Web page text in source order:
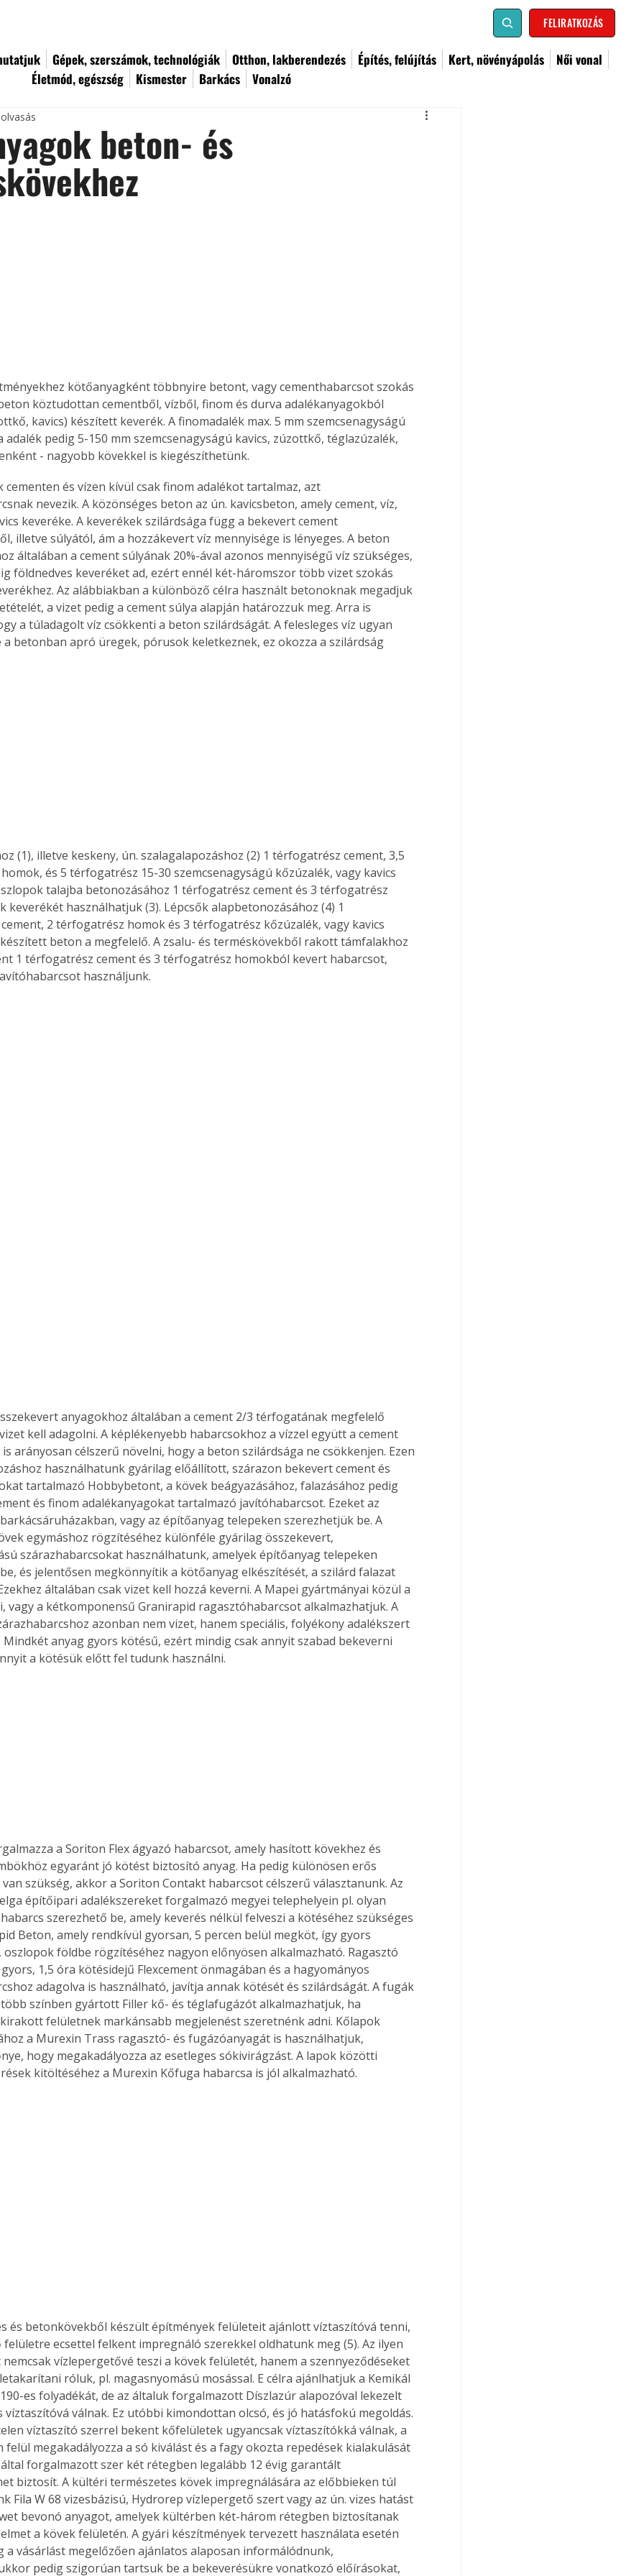
FELIRATKOZÁS
Gépek, szerszámok, technológiák Otthon, lakberendezés Építés, felújítás Kert, növényápolás
Női vonal
Életmód, egészség
Kismester Barkács Vonalzó
Old
új,
egyedi
vagy
is
Bárhol,
élve
az
A
párosítással kedvezményes
áron, 0 Ft postaköltséggel
megrendelhetők!
Gyógyító növények: a
természet kincsei az
beton- és
kötőanyagként többnyire betont, vagy cementhabarcsot szokás
köztudottan cementből, vízből, finom és durva adalékanyagokból
kavics) készített keverék. A finomadalék max. 5 mm szemcsenagyságú
adalék pedig 5-150 mm szemcsenagyságú kavics, zúzottkő, téglazúzalék,
- nagyobb kövekkel is kiegészíthetünk.
nevezik. A közönséges beton az ún. kavicsbeton, amely cement, víz,
keveréke. A keverékek szilárdsága függ a bekevert cement
illetve súlyától, ám a hozzákevert víz mennyisége is lényeges. A beton
általában a cement súlyának 20%-ával azonos mennyiségű víz szükséges,
földnedves keveréket ad, ezért ennél két-háromszor több vizet szokás
Az alábbiakban a különböző célra használt betonoknak megadjuk
a vizet pedig a cement súlya alapján határozzuk meg. Arra is
a túladagolt víz csökkenti a beton szilárdságát. A felesleges víz ugyan
a betonban apró üregek, pórusok keletkeznek, ez okozza a szilárdság
(1), illetve keskeny, ún. szalagalapozáshoz (2) 1 térfogatrész cement, 3,5
és 5 térfogatrész 15-30 szemcsenagyságú kőzúzalék, vagy kavics
talajba betonozásához 1 térfogatrész cement és 3 térfogatrész
keverékét használhatjuk (3). Lépcsők alapbetonozásához (4) 1
2 térfogatrész homok és 3 térfogatrész kőzúzalék, vagy kavics
beton a megfelelő. A zsalu- és terméskövekből rakott támfalakhoz
1 térfogatrész cement és 3 térfogatrész homokból kevert habarcsot,
használjunk.
anyagokhoz általában a cement 2/3 térfogatának megfelelő
kell adagolni. A képlékenyebb habarcsokhoz a vízzel együtt a cement
arányosan célszerű növelni, hogy a beton szilárdsága ne csökkenjen. Ezen
használhatunk gyárilag előállított, szárazon bekevert cement és
tartalmazó Hobbybetont, a kövek beágyazásához, falazásához pedig
és finom adalékanyagokat tartalmazó javítóhabarcsot. Ezeket az
vagy az építőanyag telepeken szerezhetjük be. A
egymáshoz rögzítéséhez különféle gyárilag összekevert,
szárazhabarcsokat használhatunk, amelyek építőanyag telepeken
és jelentősen megkönnyítik a kötőanyag elkészítését, a szilárd falazat
általában csak vizet kell hozzá keverni. A Mapei gyártmányai közül a
vagy a kétkomponensű Granirapid ragasztóhabarcsot alkalmazhatjuk. A
azonban nem vizet, hanem speciális, folyékony adalékszert
Mindkét anyag gyors kötésű, ezért mindig csak annyit szabad bekeverni
a kötésük előtt fel tudunk használni.
a Soriton Flex ágyazó habarcsot, amely hasított kövekhez és
egyaránt jó kötést biztosító anyag. Ha pedig különösen erős
szükség, akkor a Soriton Contakt habarcsot célszerű választanunk. Az
építőipari adalékszereket forgalmazó megyei telephelyein pl. olyan
szerezhető be, amely keverés nélkül felveszi a kötéséhez szükséges
Beton, amely rendkívül gyorsan, 5 percen belül megköt, így gyors
oszlopok földbe rögzítéséhez nagyon előnyösen alkalmazható. Ragasztó
1,5 óra kötésidejű Flexcement önmagában és a hagyományos
adagolva is használható, javítja annak kötését és szilárdságát. A fugák
színben gyártott Filler kő- és téglafugázót alkalmazhatjuk, ha
felületnek markánsabb megjelenést szeretnénk adni. Kőlapok
a Murexin Trass ragasztó- és fugázóanyagát is használhatjuk,
hogy megakadályozza az esetleges sókivirágzást. A lapok közötti
kitöltéséhez a Murexin Kőfuga habarcsa is jól alkalmazható.
és betonkövekből készült építmények felületeit ajánlott víztaszítóvá tenni,
felületre ecsettel felkent impregnáló szerekkel oldhatunk meg (5). Az ilyen
vízlepergetővé teszi a kövek felületét, hanem a szennyeződéseket
róluk, pl. magasnyomású mosással. E célra ajánlhatjuk a Kemikál
es folyadékát, de az általuk forgalmazott Díszlazúr alapozóval lekezelt
víztaszítóvá válnak. Ez utóbbi kimondottan olcsó, és jó hatásfokú megoldás.
víztaszító szerrel bekent kőfelületek ugyancsak víztaszítókká válnak, a
felül megakadályozza a só kiválást és a fagy okozta repedések kialakulását
által forgalmazott szer két rétegben legalább 12 évig garantált
biztosít. A kültéri természetes kövek impregnálására az előbbieken túl
Fila W 68 vizesbázisú, Hydrorep vízlepergető szert vagy az ún. vizes hatást
bevonó anyagot, amelyek kültérben két-három rétegben biztosítanak
a kövek felületén. A gyári készítmények tervezett használata esetén
a vásárlást megelőzően ajánlatos alaposan informálódnunk,
pedig szigorúan tartsuk be a bekeverésükre vonatkozó előírásokat,